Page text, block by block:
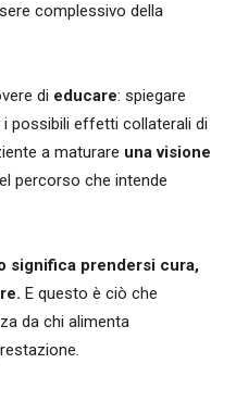
complessivo della
di educare: spiegare
possibili effetti collaterali di
a maturare una visione
percorso che intende
significa prendersi cura,
E questo è ciò che
da chi alimenta